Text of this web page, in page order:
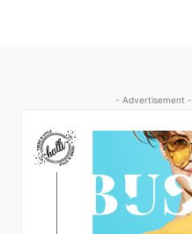
- Advertisement -